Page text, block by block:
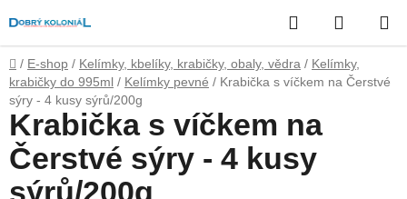
na
obsah
Hledat
KOŠÍK
Domů
/ E-shop / Kelímky, kbelíky, krabičky, obaly, vědra / Kelímky,
krabičky do 995ml / Kelímky pevné / Krabička s víčkem na Čerstvé
sýry - 4 kusy sýrů/200g
Krabička s víčkem na
Čerstvé sýry - 4 kusy
sýrů/200g